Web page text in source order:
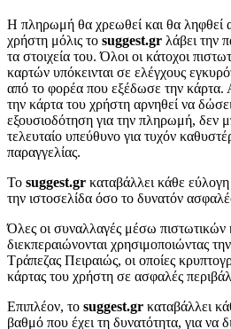
Η πληρωμή θα χρεωθεί και θα ληφθεί
χρήστη μόλις το suggest.gr λάβει την
τα στοιχεία του. Όλοι οι κάτοχοι
καρτών υπόκεινται σε ελέγχους
από το φορέα που εξέδωσε την
την κάρτα του χρήστη αρνηθεί να
εξουσιοδότηση για την πληρωμή, δεν
τελευταίο υπεύθυνο για τυχόν
παραγγελίας.
Το suggest.gr καταβάλλει κάθε
την ιστοσελίδα όσο το δυνατόν
Όλες οι συναλλαγές μέσω πιστωτικών
διεκπεραιώνονται χρησιμοποιώντας
Τράπεζας Πειραιώς, οι οποίες
κάρτας του χρήστη σε ασφαλές
Επιπλέον, το suggest.gr καταβάλλει
βαθμό που έχει τη δυνατότητα, για να